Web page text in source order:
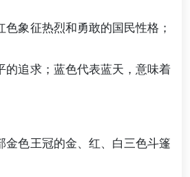
色象征热烈和勇敢的国民性格；
的追求；蓝色代表蓝天，意味着
金色王冠的金、红、白三色斗篷